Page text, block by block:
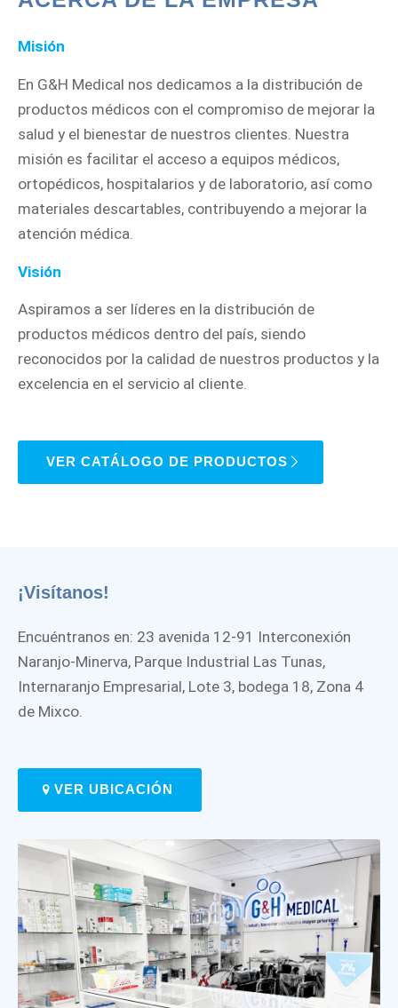
Misión
En G&H Medical nos dedicamos a la distribución de
productos médicos con el compromiso de mejorar la
salud y el bienestar de nuestros clientes. Nuestra
misión es facilitar el acceso a equipos médicos,
ortopédicos, hospitalarios y de laboratorio, así como
materiales descartables, contribuyendo a mejorar la
atención médica.
Visión
Aspiramos a ser líderes en la distribución de
productos médicos dentro del país, siendo
reconocidos por la calidad de nuestros productos y la
excelencia en el servicio al cliente.
VER CATÁLOGO DE PRODUCTOS
¡Visítanos!
Encuéntranos en: 23 avenida 12-91 Interconexión
Naranjo-Minerva, Parque Industrial Las Tunas,
Internaranjo Empresarial, Lote 3, bodega 18, Zona 4
de Mixco.
VER UBICACIÓN